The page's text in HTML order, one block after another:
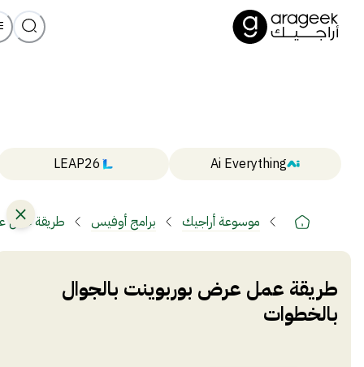
Ai Everything
LEAP26
موسوعة أراجيك برامج أوفيس طريقة عمل
طريقة عمل عرض بوربوينت بالجوال
بالخطوات